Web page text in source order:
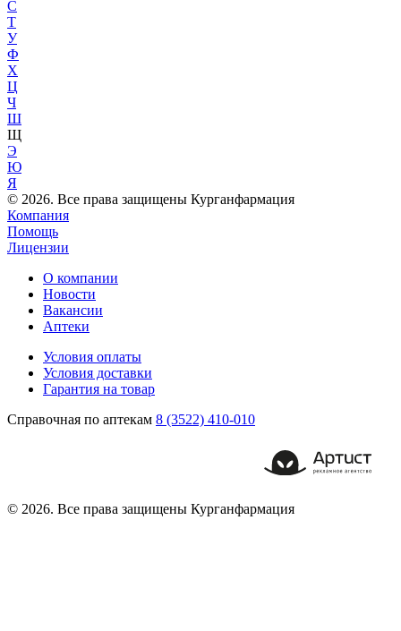
С
Т
У
Ф
Х
Ц
Ч
Ш
Щ
Э
Ю
Я
© 2026. Все права защищены Курганфармация
Компания
Помощь
Лицензии
О компании
Новости
Вакансии
Аптеки
Условия оплаты
Условия доставки
Гарантия на товар
Справочная по аптекам 8 (3522) 410-010
© 2026. Все права защищены Курганфармация